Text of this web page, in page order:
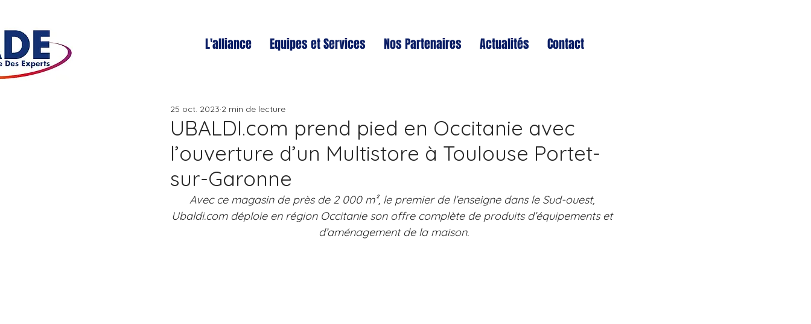
L'alliance Equipes et Services Nos Partenaires Actualités Contact
UBALDI.com prend pied en Occitanie avec
l’ouverture d’un Multistore à Toulouse Portet-
sur-Garonne
25 oct. 2023 2 min de lecture
Avec ce magasin de près de 2 000 m², le premier de l’enseigne dans le Sud-ouest,
Ubaldi.com déploie en région Occitanie son offre complète de produits d’équipements et
d’aménagement de la maison.